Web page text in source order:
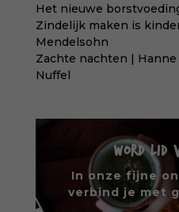
Het nieuwe
Zindelijk maken is
Mendelsohn
Zachte nachten |
Nuffel
WORD LID
In onze fijne
verbind je met